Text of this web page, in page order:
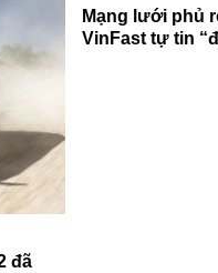
đã
Mạng lưới phủ
VinFast tự tin